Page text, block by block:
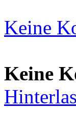
Keine
Keine